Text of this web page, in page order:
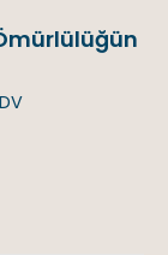
Ömürlülüğün